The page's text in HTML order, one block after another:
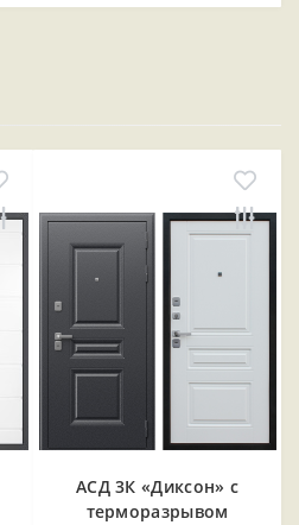
АСД 3К «Диксон» с
терморазрывом